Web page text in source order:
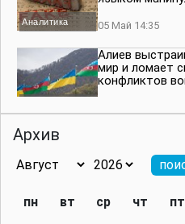
Аналитика 05 Май 14:35
Алиев
мир и ломает
конфликтов
значимость
Архив
пн вт ср чт пт